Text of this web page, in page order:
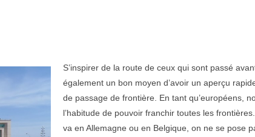
S’inspirer de la route de ceux qui sont passé
également un bon moyen d’avoir un aperçu
de passage de frontière. En tant qu’européens,
l’habitude de pouvoir franchir toutes les
va en Allemagne ou en Belgique, on ne se pose